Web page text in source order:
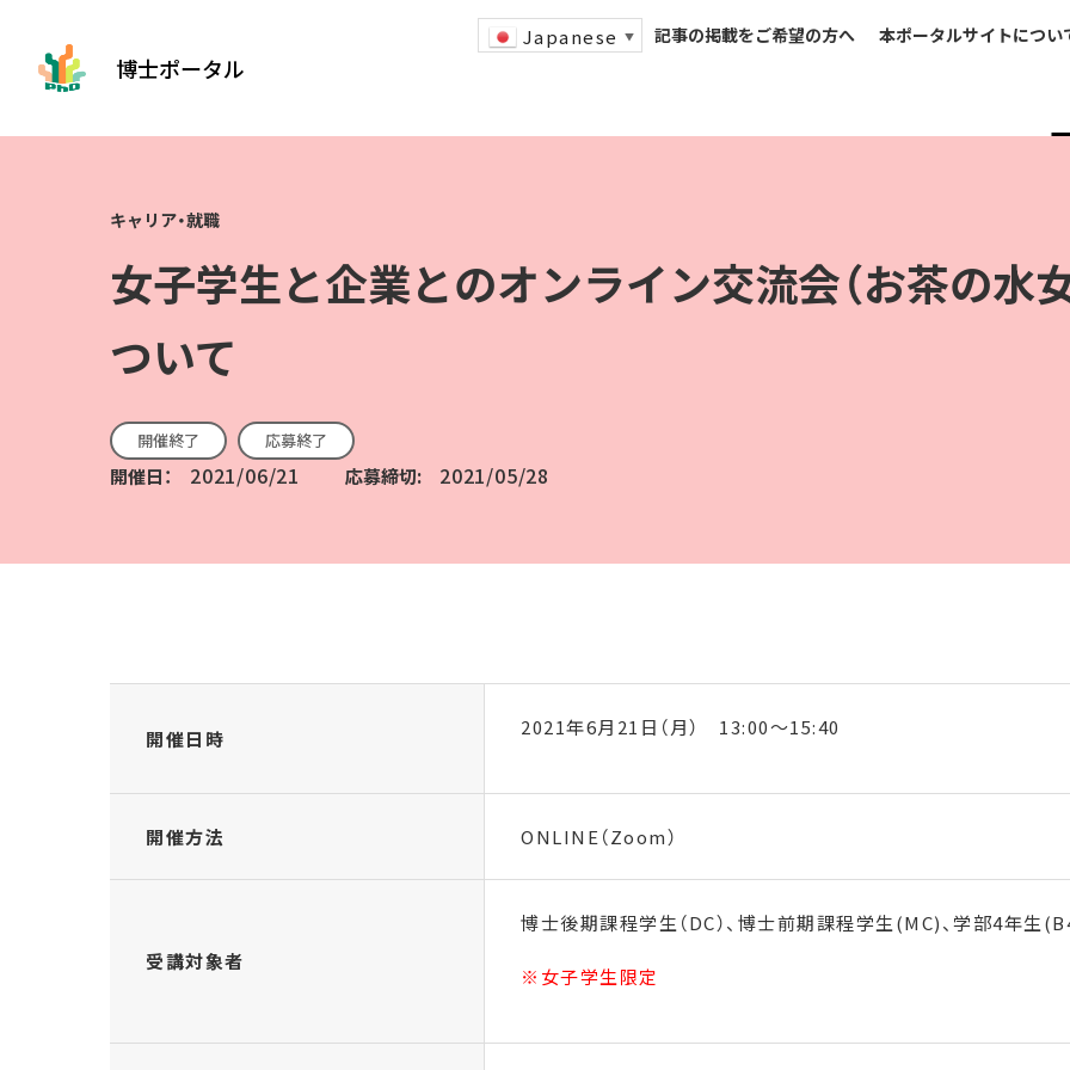
博士ポータル
Japanese ▼ 記事の掲載をご希望の方へ 本ポータルサイトについ
女子学生と企業とのオンライン交流会（お茶の水
ついて
開催終了 応募終了
開催日： 2021/06/21 応募締切: 2021/05/28
開催日時 2021年6月21日（月） 13:00～15:40
開催方法 ONLINE（Zoom）
受講対象者
博士後期課程学生（DC）、博士前期課程学生(MC)、学部4年生
※女子学生限定